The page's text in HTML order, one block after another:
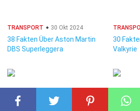
TRANSPORT 30 Okt 2024
38 Fakten Über Aston Martin
DBS Superleggera
30
Valkyrie